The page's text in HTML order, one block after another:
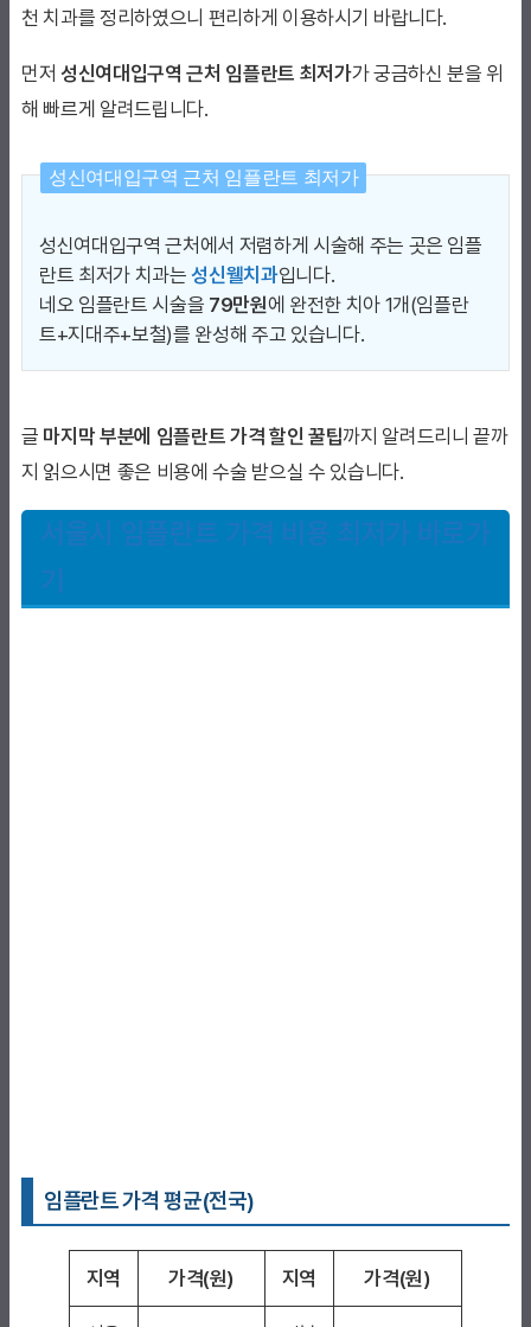
천 치과를 정리하였으니 편리하게 이용하시기 바랍니다.
먼저 성신여대입구역 근처 임플란트 최저가가 궁금하신 분을 위
해 빠르게 알려드립니다.
성신여대입구역 근처 임플란트 최저가
성신여대입구역 근처에서 저렴하게 시술해 주는 곳은 임플
란트 최저가 치과는성신웰치과입니다.
네오 임플란트 시술을 79만원에 완전한 치아 1개(임플란
트+지대주+보철)를 완성해 주고 있습니다.
글 마지막 부분에 임플란트 가격 할인 꿀팁까지 알려드리니 끝까
지 읽으시면 좋은 비용에 수술 받으실 수 있습니다.
서울시 임플란트 가격 비용 최저가 바로가
기
임플란트 가격 평균(전국)
지역 가격(원) 지역 가격(원)